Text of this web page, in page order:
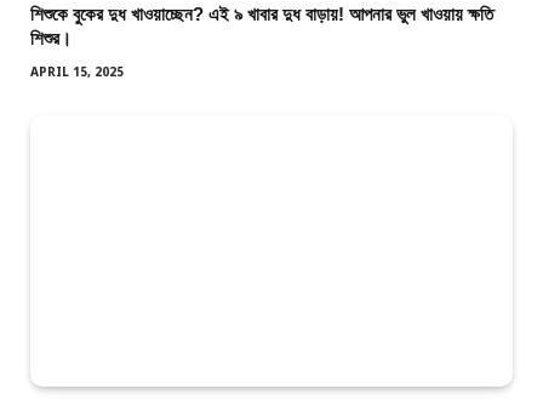
শিশুকে বুকের দুধ খাওয়াচ্ছেন? এই ৯ খাবার দুধ বাড়ায়! আপনার ভুল খাওয়ায় ক্ষতি
শিশুর।
APRIL 15, 2025